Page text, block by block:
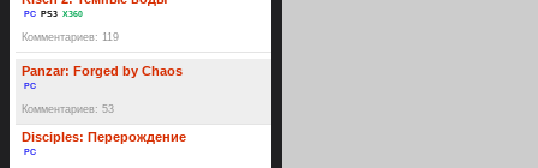
PC PS3 X360
Комментариев: 119
Panzar: Forged by Chaos
PC
Комментариев: 53
Disciples: Перерождение
PC